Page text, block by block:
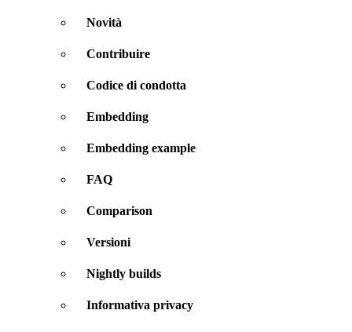
Novità
Contribuire
Codice di condotta
Embedding
Embedding example
FAQ
Comparison
Versioni
Nightly builds
Informativa privacy